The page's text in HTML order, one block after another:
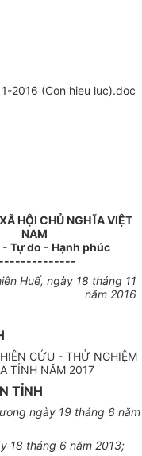
2016 (Con hieu luc).doc
HỘI CHỦ NGHĨA VIỆT
NAM
Tự do - Hạnh phúc
Huế, ngày 18 tháng 11
năm 2016
CỨU - THỬ NGHIỆM
TỈNH NĂM 2017
TỈNH
ngày 19 tháng 6 năm
18 tháng 6 năm 2013;